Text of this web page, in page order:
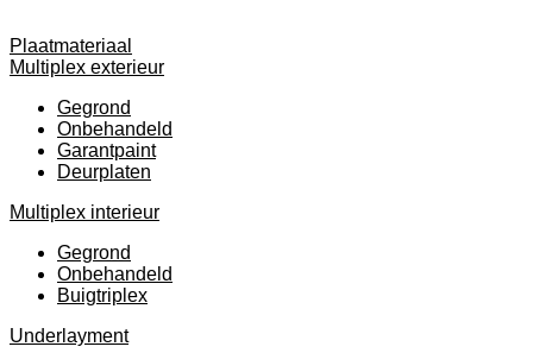
Plaatmateriaal
Multiplex exterieur
Gegrond
Onbehandeld
Garantpaint
Deurplaten
Multiplex interieur
Gegrond
Onbehandeld
Buigtriplex
Underlayment